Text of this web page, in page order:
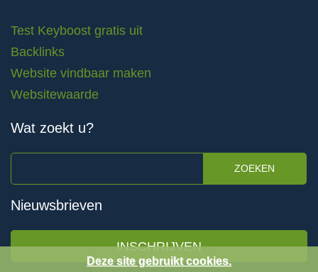
Test Keyboost gratis uit
Backlinks
Website vindbaar maken
Websitewaarde
Wat zoekt u?
ZOEKEN
Nieuwsbrieven
INSCHRIJVEN
Deze site gebruikt cookies.